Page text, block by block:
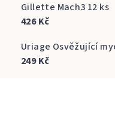
Gillette Mach3 12 ks
426 Kč
249 Kč